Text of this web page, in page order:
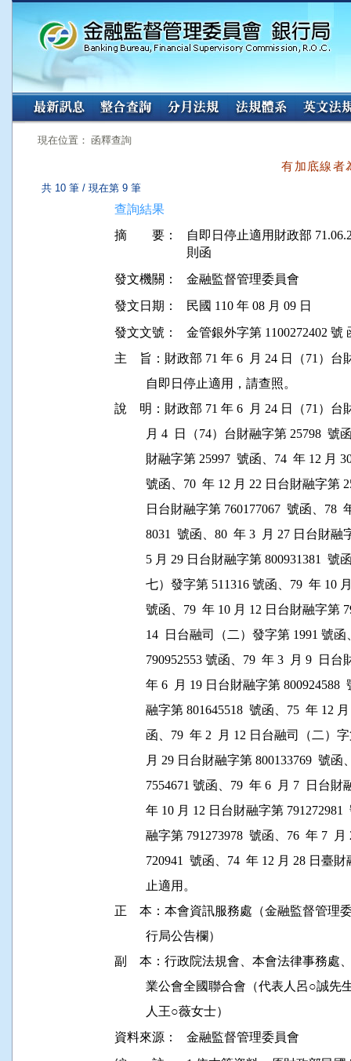
:::
現在位置： 函釋查詢
有加底線者
共 10 筆 / 現在第 9 筆
查詢結果
摘 要：
自即日停止適用財政部
發文機關：
金融監督管理委員會
發文日期：
民國 110 年 08 月 09 日
發文文號：
金管銀外字第 1100272402 號
主    旨：財政部 71 年 6  月 24 日（71）台
          自即日停止適用，請查照。
說    明：財政部 71 年 6  月 24 日（71）台
月 4  日（74）台財融字第 25798
財融字第 25997  號函、74  年 12
號函、70  年 12 月 22 日台財融字第
日台財融字第 760177067  號函、78
8031  號函、80  年 3  月 27 日台
5 月 29 日台財融字第 800931381
七）發字第 511316 號函、79  年
號函、79  年 10 月 12 日台財融字
14  日台融司（二）發字第 1991 號
790952553 號函、79  年 3  月 9
年 6  月 19 日台財融字第 800924588
融字第 801645518  號函、75  年 12
函、79  年 2  月 12 日台融司（二
月 29 日台財融字第 800133769  號
7554671 號函、79  年 6  月 7  日
年 10 月 12 日台財融字第
融字第 791273978  號函、76  年 7
720941  號函、74  年 12 月 28 日
          止適用。
正    本：本會資訊服務處（金融監督管理
          行局公告欄）
副    本：行政院法規會、本會法律事務處
業公會全國聯合會（代表人呂○誠
資料來源：
金融監督管理委員會